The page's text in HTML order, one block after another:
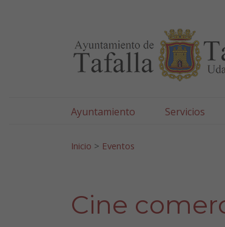
Ayuntamiento Servicios
Inicio > Eventos
Cine